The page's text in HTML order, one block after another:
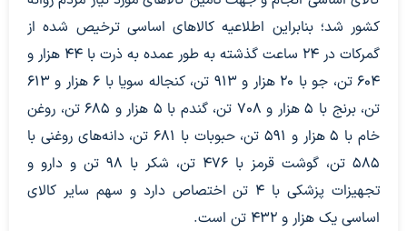
کشور شد؛ بنابراین اطلاعیه کالا‌های اساسی ترخیص شده از
گمرکات در ۲۴ ساعت گذشته به طور عمده به ذرت با ۴۴ هزار و
۶۰۴ تن، جو با ۲۰ هزار و ۹۱۳ تن، کنجاله سویا با ۶ هزار و ۶۱۳
تن، برنج با ۵ هزار و ۷۰۸ تن، گندم با ۵ هزار و ۶۸۵ تن، روغن
خام با ۵ هزار و ۵۹۱ تن، حبوبات با ۶۸۱ تن، دانه‌های روغنی با
۵۸۵ تن، گوشت قرمز با ۴۷۶ تن، شکر با ۹۸ تن و دارو و
تجهیزات پزشکی با ۴ تن اختصاص دارد و سهم سایر کالای
اساسی یک هزار و ۴۳۲ تن است.